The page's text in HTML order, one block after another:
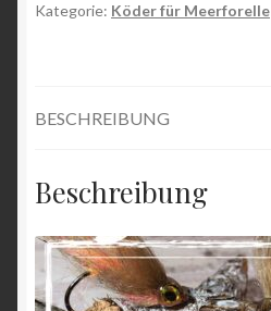
Kategorie: Köder für Meerforelle
BESCHREIBUNG
Beschreibung